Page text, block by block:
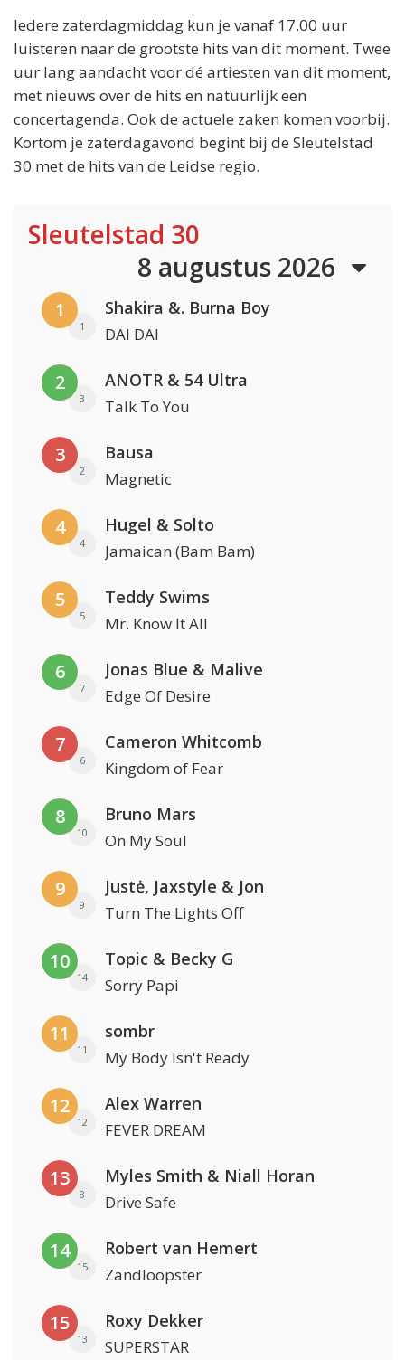
Iedere zaterdagmiddag kun je vanaf 17.00 uur
luisteren naar de grootste hits van dit moment. Twee
uur lang aandacht voor dé artiesten van dit moment,
met nieuws over de hits en natuurlijk een
concertagenda. Ook de actuele zaken komen voorbij.
Kortom je zaterdagavond begint bij de Sleutelstad
30 met de hits van de Leidse regio.
Sleutelstad 30
8 augustus 2026
1
1
Shakira &. Burna Boy
DAI DAI
2
3
ANOTR & 54 Ultra
Talk To You
3
2
Bausa
Magnetic
4
4
Hugel & Solto
Jamaican (Bam Bam)
5
5
Teddy Swims
Mr. Know It All
6
7
Jonas Blue & Malive
Edge Of Desire
7
6
Cameron Whitcomb
Kingdom of Fear
8
10
Bruno Mars
On My Soul
9
9
Justė, Jaxstyle & Jon
Turn The Lights Off
10
14
Topic & Becky G
Sorry Papi
11
11
sombr
My Body Isn't Ready
12
12
Alex Warren
FEVER DREAM
13
8
Myles Smith & Niall Horan
Drive Safe
14
15
Robert van Hemert
Zandloopster
15
13
Roxy Dekker
SUPERSTAR